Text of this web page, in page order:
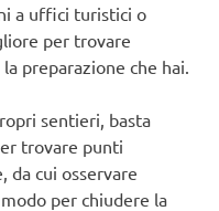
a uffici turistici o
per trovare
preparazione che hai.
sentieri, basta
trovare punti
da cui osservare
per chiudere la